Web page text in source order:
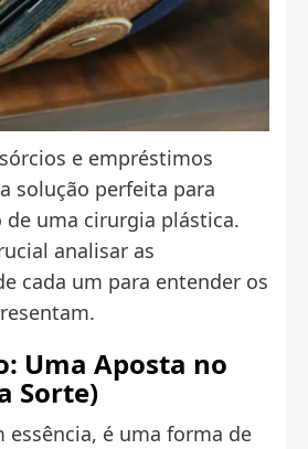
e empréstimos
solução perfeita para
de uma cirurgia plástica.
analisar as
cada um para entender os
Uma Aposta no
Sorte)
essência, é uma forma de